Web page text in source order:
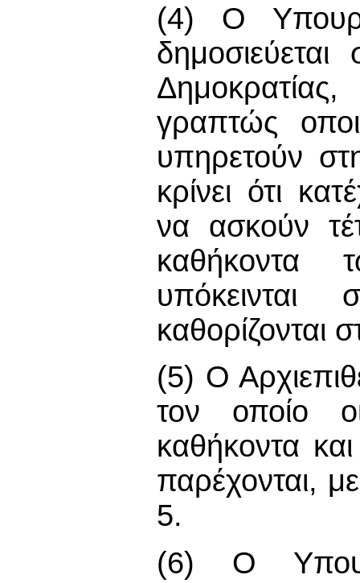
(4) Ο
γραπτώς
υπηρετούν
κρίνει ότι
να ασκούν
καθήκοντα
καθορίζονται
(5) Ο
τον οποίο
καθήκοντα
παρέχονται,
5.
(6) Ο